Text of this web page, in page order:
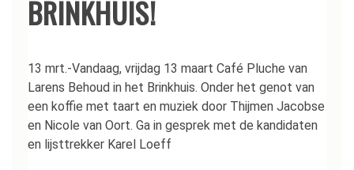
BRINKHUIS!
13 mrt.-Vandaag, vrijdag 13 maart Café Pluche van
Larens Behoud in het Brinkhuis. Onder het genot van
een koffie met taart en muziek door Thijmen Jacobse
en Nicole van Oort. Ga in gesprek met de kandidaten
en lijsttrekker Karel Loeff